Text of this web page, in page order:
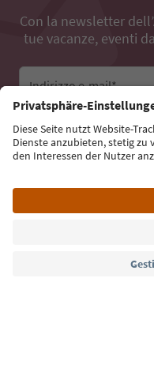
Con la newsletter
tue vacanze, eventi
Indirizzo e-mail*